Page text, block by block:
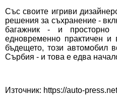
Със своите игриви
решения за съхранение -
багажник - и
едновременно практичен и
бъдещето, този автомобил
Сърбия - и това е едва
Източник: https://auto-